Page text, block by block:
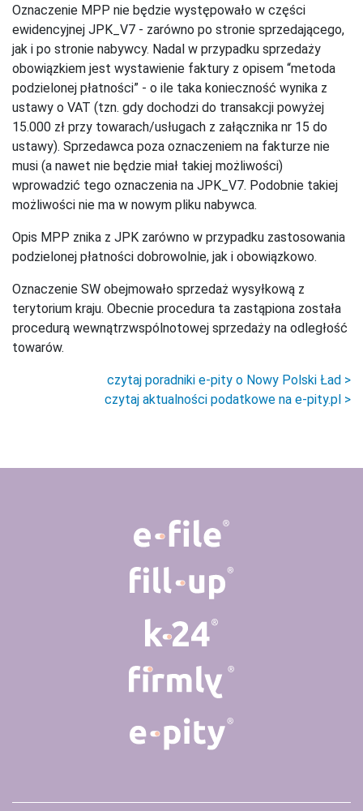
Oznaczenie MPP nie będzie występowało w części
ewidencyjnej JPK_V7 - zarówno po stronie sprzedającego,
jak i po stronie nabywcy. Nadal w przypadku sprzedaży
obowiązkiem jest wystawienie faktury z opisem “metoda
podzielonej płatności” - o ile taka konieczność wynika z
ustawy o VAT (tzn. gdy dochodzi do transakcji powyżej
15.000 zł przy towarach/usługach z załącznika nr 15 do
ustawy). Sprzedawca poza oznaczeniem na fakturze nie
musi (a nawet nie będzie miał takiej możliwości)
wprowadzić tego oznaczenia na JPK_V7. Podobnie takiej
możliwości nie ma w nowym pliku nabywca.
Opis MPP znika z JPK zarówno w przypadku zastosowania
podzielonej płatności dobrowolnie, jak i obowiązkowo.
Oznaczenie SW obejmowało sprzedaż wysyłkową z
terytorium kraju. Obecnie procedura ta zastąpiona została
procedurą wewnątrzwspólnotowej sprzedaży na odległość
towarów.
czytaj poradniki e-pity o Nowy Polski Ład >
czytaj aktualności podatkowe na e-pity.pl >